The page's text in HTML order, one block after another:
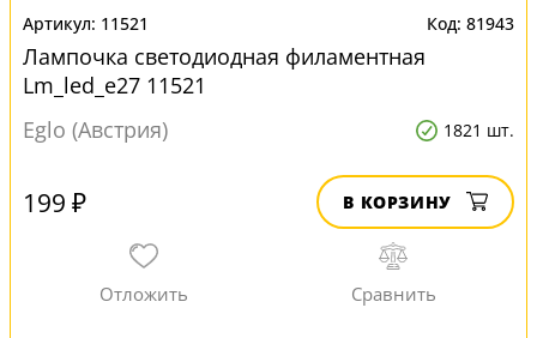
11521 81943
Лампочка светодиодная филаментная
Lm_led_e27 11521
Eglo (Австрия)
1821 шт.
199 ₽ В КОРЗИНУ